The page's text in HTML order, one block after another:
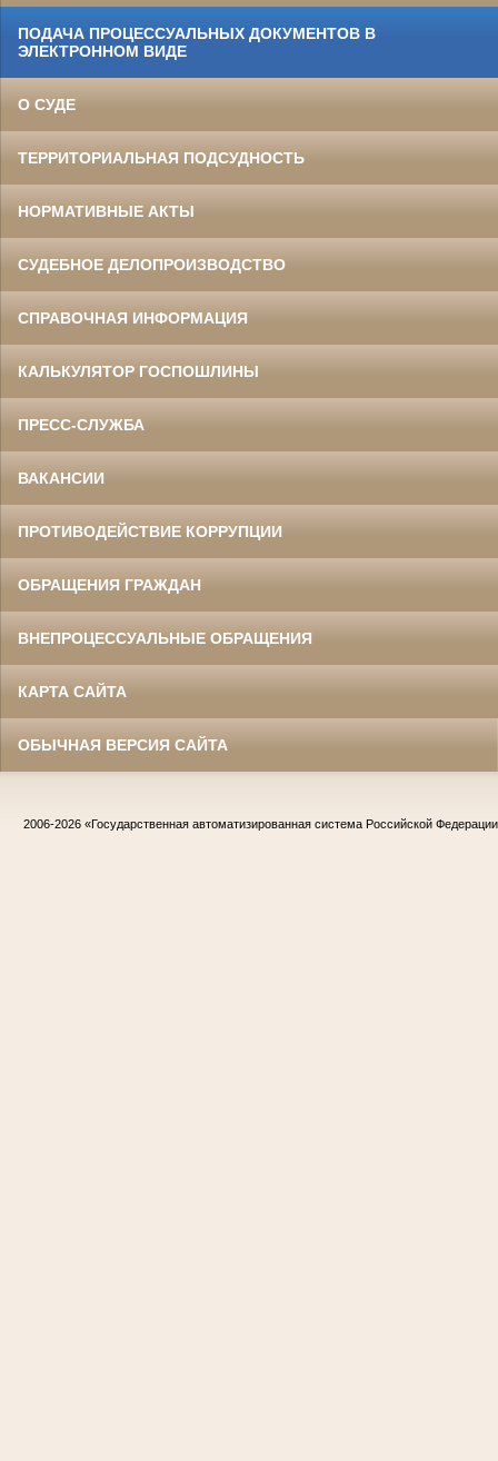
ПОДАЧА ПРОЦЕССУАЛЬНЫХ ДОКУМЕНТОВ В
ЭЛЕКТРОННОМ ВИДЕ
О СУДЕ
ТЕРРИТОРИАЛЬНАЯ ПОДСУДНОСТЬ
НОРМАТИВНЫЕ АКТЫ
СУДЕБНОЕ ДЕЛОПРОИЗВОДСТВО
СПРАВОЧНАЯ ИНФОРМАЦИЯ
КАЛЬКУЛЯТОР ГОСПОШЛИНЫ
ПРЕСС-СЛУЖБА
ВАКАНСИИ
ПРОТИВОДЕЙСТВИЕ КОРРУПЦИИ
ОБРАЩЕНИЯ ГРАЖДАН
ВНЕПРОЦЕССУАЛЬНЫЕ ОБРАЩЕНИЯ
КАРТА САЙТА
ОБЫЧНАЯ ВЕРСИЯ САЙТА
2006-2026 «Государственная автоматизированная система Российской